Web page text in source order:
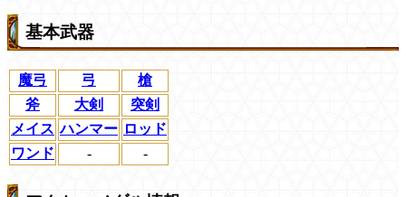
基本武器
魔弓 弓
槍
斧
大剣
突剣
メイス ハンマー ロッド
ワンド
- -